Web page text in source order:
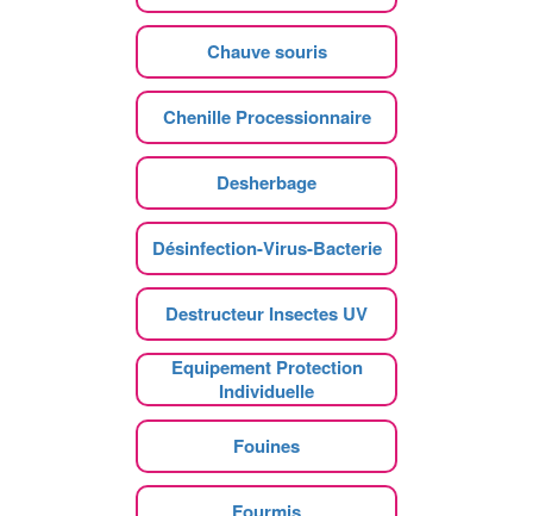
Chauve souris
Chenille Processionnaire
Desherbage
Désinfection-Virus-Bacterie
Destructeur Insectes UV
Equipement Protection
Individuelle
Fouines